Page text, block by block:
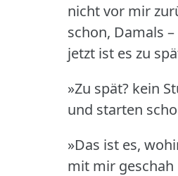
nicht vor mir
schon, Damals
jetzt ist es zu
»Zu spät? kein
und starten
»Das ist es,
mit mir